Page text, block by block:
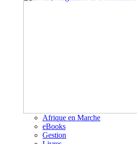
Afrique en Marche
eBooks
Gestion